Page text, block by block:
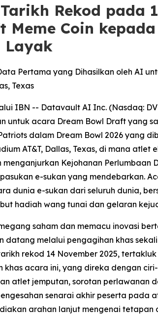
Rekod pada
Coin
Layak
Pertama yang Dihasilkan oleh AI
Texas
IBN -- Datavault AI Inc. (Nasdaq:
untuk acara Dream Bowl Draft yang
dalam Dream Bowl 2026 yang
AT&T, Dallas, Texas, di mana
Kejohanan Perlumbaan
e-sukan yang mendebarkan.
dunia e-sukan dari seluruh dunia,
hadiah wang tunai dan gelaran
saham dan memacu inovasi
melalui pengagihan khas
rekod 14 November 2025,
acara ini, yang direka dengan
atlet jemputan, sorotan perlawanan
senarai akhir peserta pada
arahan lanjut mengenai